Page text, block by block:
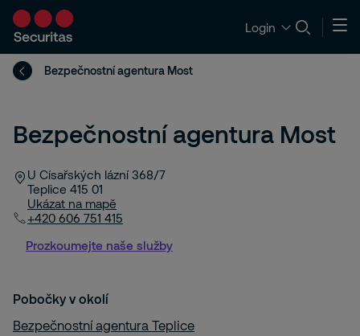
Login
Bezpečnostní agentura Most
Bezpečnostní agentura Most
U Císařských lázní 368/7
Teplice 415 01
Ukázat na mapě
+420 606 751 415
Prozkoumejte naše služby
Pobočky v okolí
Bezpečnostní agentura Teplice